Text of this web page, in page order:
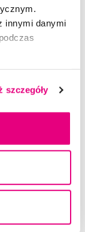
innymi danymi
szczegóły
– pęseta do brwi